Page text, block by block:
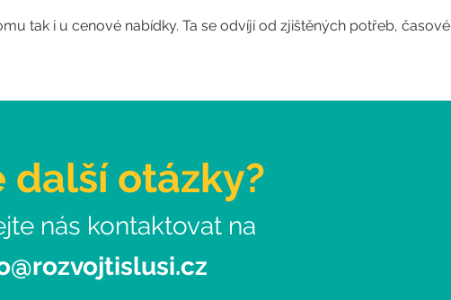
tak i u cenové nabídky. Ta se odvíjí od zjištěných potřeb, časové
další otázky?
nás kontaktovat na